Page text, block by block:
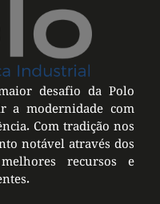
desafio da Polo
modernidade com
Com tradição nos
notável através dos
recursos e